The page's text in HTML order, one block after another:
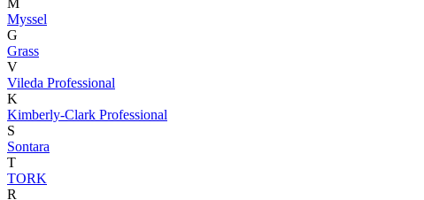
M
Myssel
G
Grass
V
Vileda Professional
K
Kimberly-Clark Professional
S
Sontara
T
TORK
R